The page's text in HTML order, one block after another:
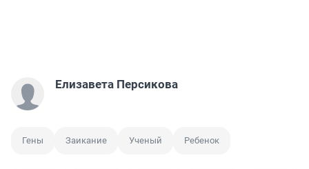
Елизавета Персикова
Гены Заикание Ученый Ребенок